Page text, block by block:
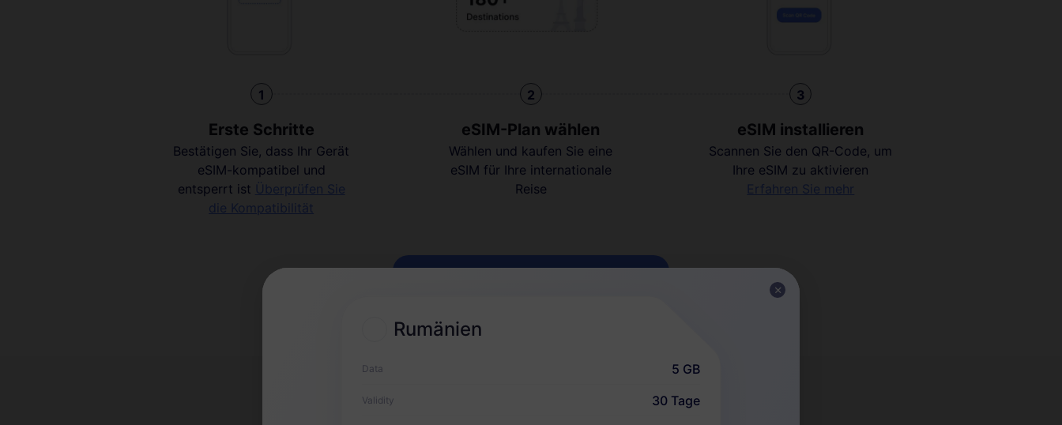
1
Erste Schritte
Bestätigen Sie, dass Ihr Gerät
eSIM-kompatibel und
entsperrt ist Überprüfen Sie
die Kompatibilität
2
eSIM-Plan wählen
Wählen und kaufen Sie eine
eSIM für Ihre internationale
Reise
3
eSIM installieren
Scannen Sie den QR-Code, um
Ihre eSIM zu aktivieren
Erfahren Sie mehr
Rumänien
Data 5 GB
Validity 30 Tage